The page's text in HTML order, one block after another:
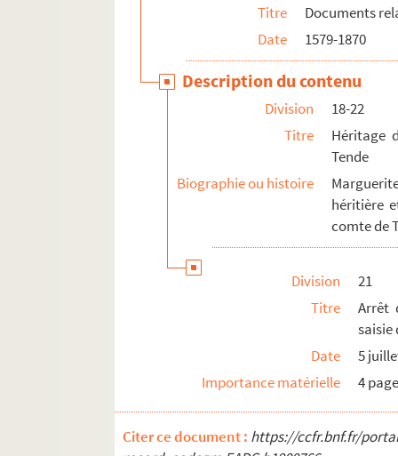
Titre
Documents
Date
1579-1870
Description du contenu
Division
18-22
Titre
Héritage
Tende
Biographie ou histoire
héritière
comte de
Division
21
Titre
Arrêt
saisie
Date
5
Importance matérielle
4
Citer ce document : https://ccfr.bnf.fr/